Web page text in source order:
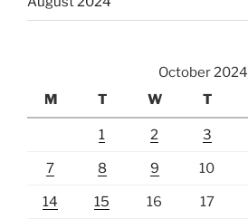
October 2024
M
T W T
1 2 3
7 8 9 10
14 15 16 17